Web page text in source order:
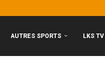
AUTRES SPORTS LKS TV